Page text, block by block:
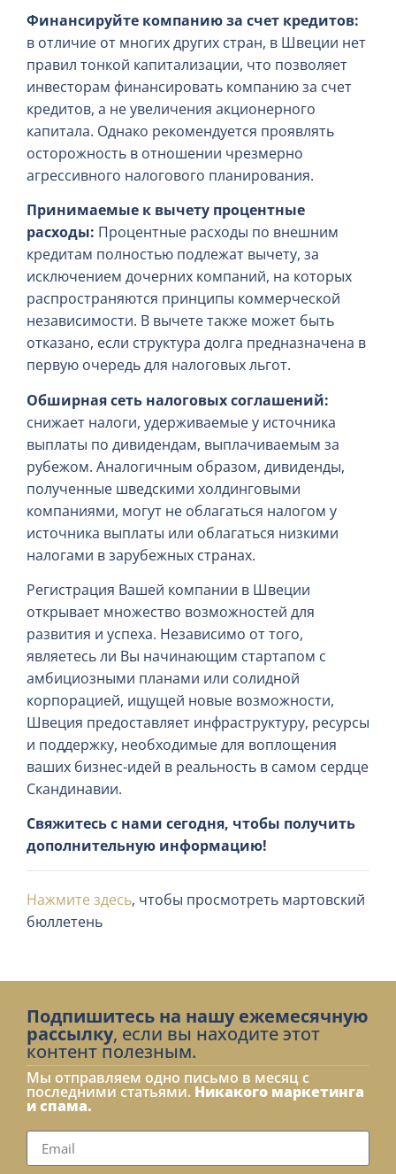
Финансируйте компанию за счет кредитов:
в отличие от многих других стран, в Швеции нет
правил тонкой капитализации, что позволяет
инвесторам финансировать компанию за счет
кредитов, а не увеличения акционерного
капитала. Однако рекомендуется проявлять
осторожность в отношении чрезмерно
агрессивного налогового планирования.
Принимаемые к вычету процентные
расходы: Процентные расходы по внешним
кредитам полностью подлежат вычету, за
исключением дочерних компаний, на которых
распространяются принципы коммерческой
независимости. В вычете также может быть
отказано, если структура долга предназначена в
первую очередь для налоговых льгот.
Обширная сеть налоговых соглашений:
снижает налоги, удерживаемые у источника
выплаты по дивидендам, выплачиваемым за
рубежом. Аналогичным образом, дивиденды,
полученные шведскими холдинговыми
компаниями, могут не облагаться налогом у
источника выплаты или облагаться низкими
налогами в зарубежных странах.
Регистрация Вашей компании в Швеции
открывает множество возможностей для
развития и успеха. Независимо от того,
являетесь ли Вы начинающим стартапом с
амбициозными планами или солидной
корпорацией, ищущей новые возможности,
Швеция предоставляет инфраструктуру, ресурсы
и поддержку, необходимые для воплощения
ваших бизнес-идей в реальность в самом сердце
Скандинавии.
Свяжитесь с нами сегодня, чтобы получить
дополнительную информацию!
Нажмите здесь, чтобы просмотреть мартовский
бюллетень
Подпишитесь на нашу ежемесячную
рассылку, если вы находите этот
контент полезным.
Мы отправляем одно письмо в месяц с
последними статьями. Никакого маркетинга
и спама.